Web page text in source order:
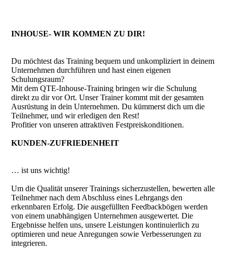
INHOUSE- WIR KOMMEN ZU DIR!
Du möchtest das Training bequem und unkompliziert in deinem
Unternehmen durchführen und hast einen eigenen
Schulungsraum?
Mit dem QTE-Inhouse-Training bringen wir die Schulung
direkt zu dir vor Ort. Unser Trainer kommt mit der gesamten
Ausrüstung in dein Unternehmen. Du kümmerst dich um die
Teilnehmer, und wir erledigen den Rest!
Profitier von unseren attraktiven Festpreiskonditionen.
KUNDEN-ZUFRIEDENHEIT
… ist uns wichtig!
Um die Qualität unserer Trainings sicherzustellen, bewerten alle
Teilnehmer nach dem Abschluss eines Lehrgangs den
erkennbaren Erfolg. Die ausgefüllten Feedbackbögen werden
von einem unabhängigen Unternehmen ausgewertet. Die
Ergebnisse helfen uns, unsere Leistungen kontinuierlich zu
optimieren und neue Anregungen sowie Verbesserungen zu
integrieren.